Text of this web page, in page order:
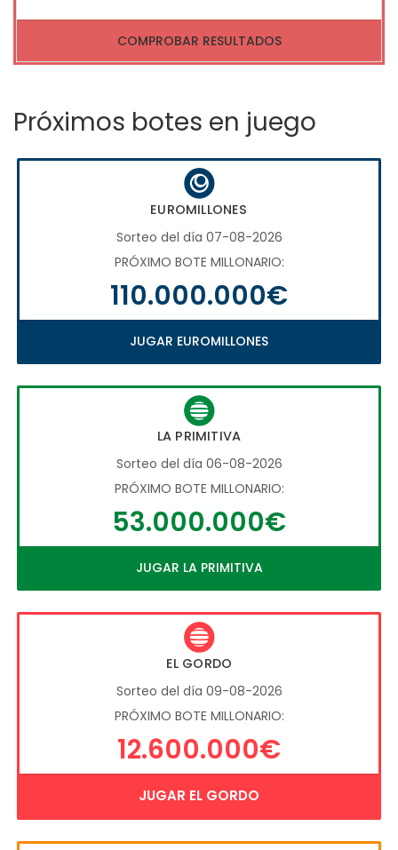
COMPROBAR RESULTADOS
Próximos botes en juego
EUROMILLONES
Sorteo del día 07-08-2026
PRÓXIMO BOTE MILLONARIO:
110.000.000€
JUGAR EUROMILLONES
LA PRIMITIVA
Sorteo del día 06-08-2026
PRÓXIMO BOTE MILLONARIO:
53.000.000€
JUGAR LA PRIMITIVA
EL GORDO
Sorteo del día 09-08-2026
PRÓXIMO BOTE MILLONARIO:
12.600.000€
JUGAR EL GORDO